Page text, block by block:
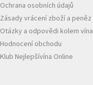
Ochrana osobních údajů
Zásady vrácení zboží a peněz
Otázky a odpovědi kolem vína
Hodnocení obchodu
Klub Nejlepšívína Online